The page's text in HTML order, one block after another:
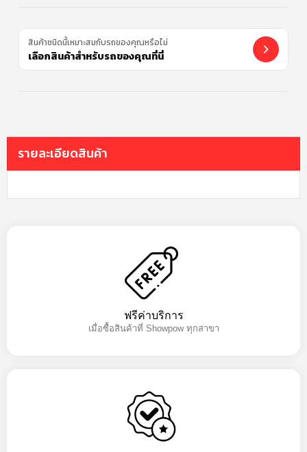
สินค้าชนิดนี้เหมาะสมกับรถของคุณหรือไม่
เลือกสินค้าสำหรับรถของคุณที่นี่
รายละเอียดสินค้า
ฟรีค่าบริการ
เมื่อซื้อสินค้าที่ Showpow ทุกสาขา